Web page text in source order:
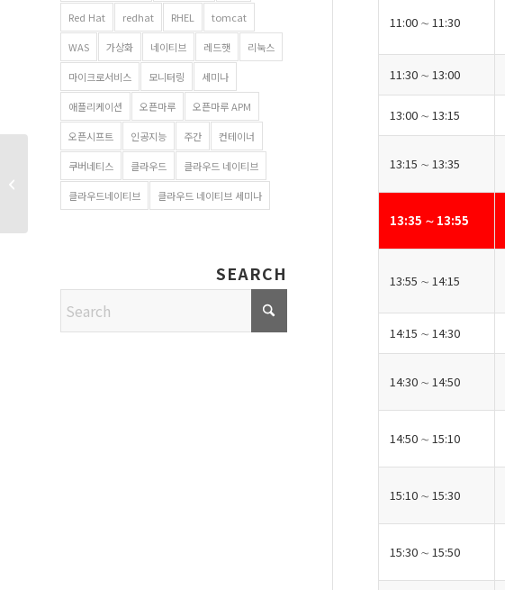
11:00 ∼ 11:30
11:30 ∼ 13:00
13:00 ∼ 13:15
13:15 ∼ 13:35
13:35 ∼ 13:55
13:55 ∼ 14:15
14:15 ∼ 14:30
14:30 ∼ 14:50
14:50 ∼ 15:10
15:10 ∼ 15:30
15:30 ∼ 15:50
Red Hat redhat RHEL tomcat
WAS 가상화 네이티브 레드햇 리눅스
마이크로서비스 모니터링 세미나
애플리케이션 오픈마루 오픈마루 APM
오픈시프트 인공지능 주간 컨테이너
쿠버네티스 클라우드 클라우드 네이티브
클라우드네이티브 클라우드 네이티브 세미나
SEARCH
경력 영업 채용 – 유능한
경력직 인재를 모십니다